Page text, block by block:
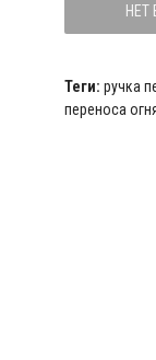
НЕТ
Теги: ручка
переноса